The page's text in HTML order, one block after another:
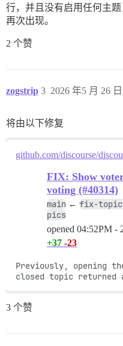
行，并且没有启用任何主
再次出现。
2 个赞
zogstrip 2026 年5 月 26
3
将由以下修复
github.com/discourse/
FIX: Show
voting (#40314)
main ← fix-
pics
opened 04:52PM -
+37 -23
Previously, opening
closed topic returned
3 个赞